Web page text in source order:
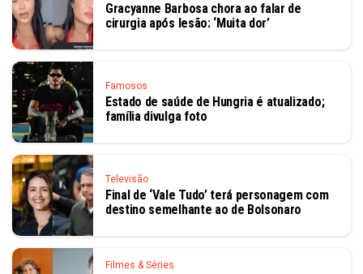
Gracyanne Barbosa chora ao falar de
cirurgia após lesão: ‘Muita dor’
Famosos
Estado de saúde de Hungria é atualizado;
família divulga foto
Televisão
Final de ‘Vale Tudo’ terá personagem com
destino semelhante ao de Bolsonaro
Filmes & Séries